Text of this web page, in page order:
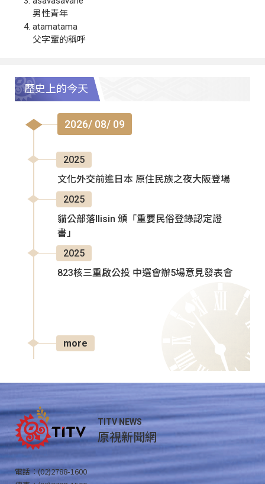
男性青年
atamatama
父字輩的稱呼
歷史上的今天
2026/ 08/ 09
2025
文化外交前進日本 原住民族之夜大阪登場
2025
貓公部落Ilisin 頒「重要民俗登錄認定證
書」
2025
823核三重啟公投 中選會辦5場意見發表會
more
TITV NEWS
原視新聞網
電話：(02)2788-1600